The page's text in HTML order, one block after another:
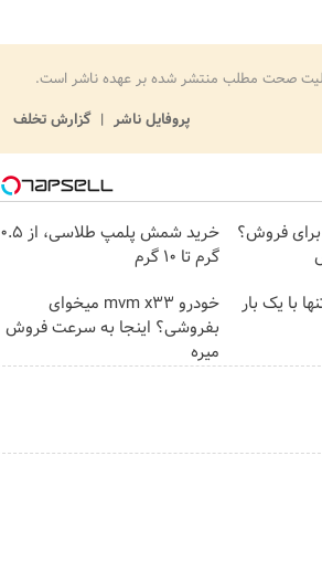
صحت مطلب منتشر شده بر عهده ناشر است.
پروفایل ناشر
گزارش تخلف
برای فروش؟
خرید شمش پلمپ طلاسی، از ۰.۵
گرم تا ۱۰ گرم
با یک بار
خودرو mvm x33 میخوای
بفروشی؟ اینجا به سرعت فروش
میره